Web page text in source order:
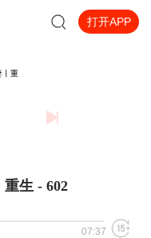
打开APP
生 - 602
07:37